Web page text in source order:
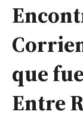
que
Entre